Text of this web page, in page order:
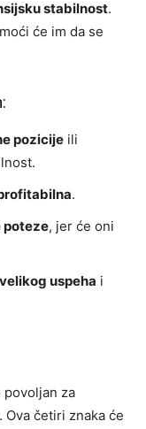
stabilnost.
će im da se
pozicije ili
.
poteze, jer će oni
velikog uspeha i
za
. Ova četiri znaka će